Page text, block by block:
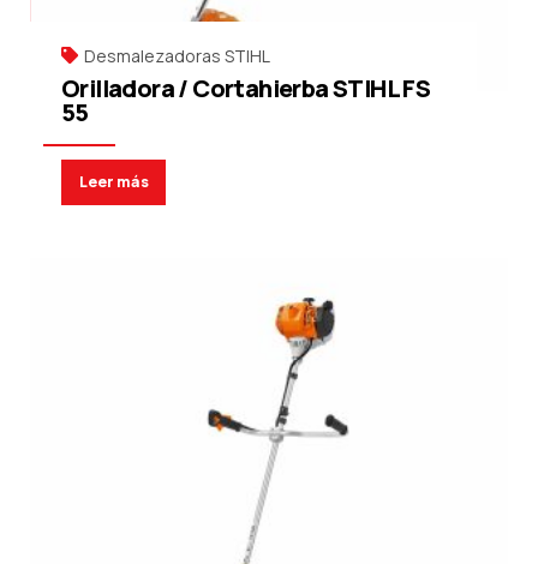
Desmalezadoras STIHL
Orilladora / Cortahierba STIHL FS
55
Leer más